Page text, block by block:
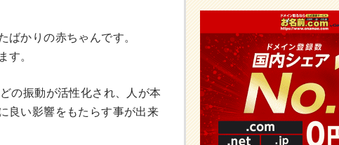
ばかりの赤ちゃんです。
す。
の振動が活性化され、人が本
良い影響をもたらす事が出来